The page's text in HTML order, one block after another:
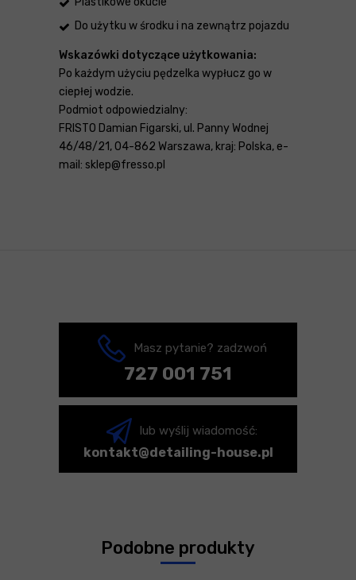
Do użytku w środku i na zewnątrz pojazdu
Wskazówki dotyczące użytkowania:
Po każdym użyciu pędzelka wypłucz go w
ciepłej wodzie.
Podmiot odpowiedzialny:
FRISTO Damian Figarski, ul. Panny Wodnej
46/48/21, 04-862 Warszawa, kraj: Polska, e-
mail: sklep@fresso.pl
Masz pytanie? zadzwoń
727 001 751
lub wyślij wiadomość:
kontakt@detailing-house.pl
Podobne produkty